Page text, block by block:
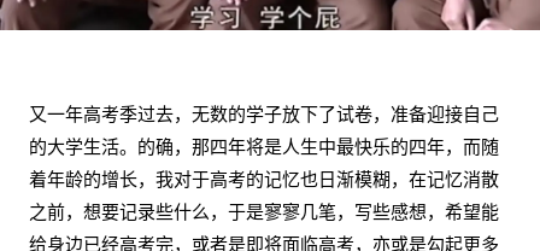
又一年高考季过去，无数的学子放下了试卷，准备迎接自己
的大学生活。的确，那四年将是人生中最快乐的四年，而随
着年龄的增长，我对于高考的记忆也日渐模糊，在记忆消散
之前，想要记录些什么，于是寥寥几笔，写些感想，希望能
给身边已经高考完，或者是即将面临高考，亦或是勾起更多